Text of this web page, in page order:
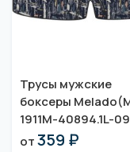
Трусы мужские
боксеры
1911M-40894.1L-
от359 ₽